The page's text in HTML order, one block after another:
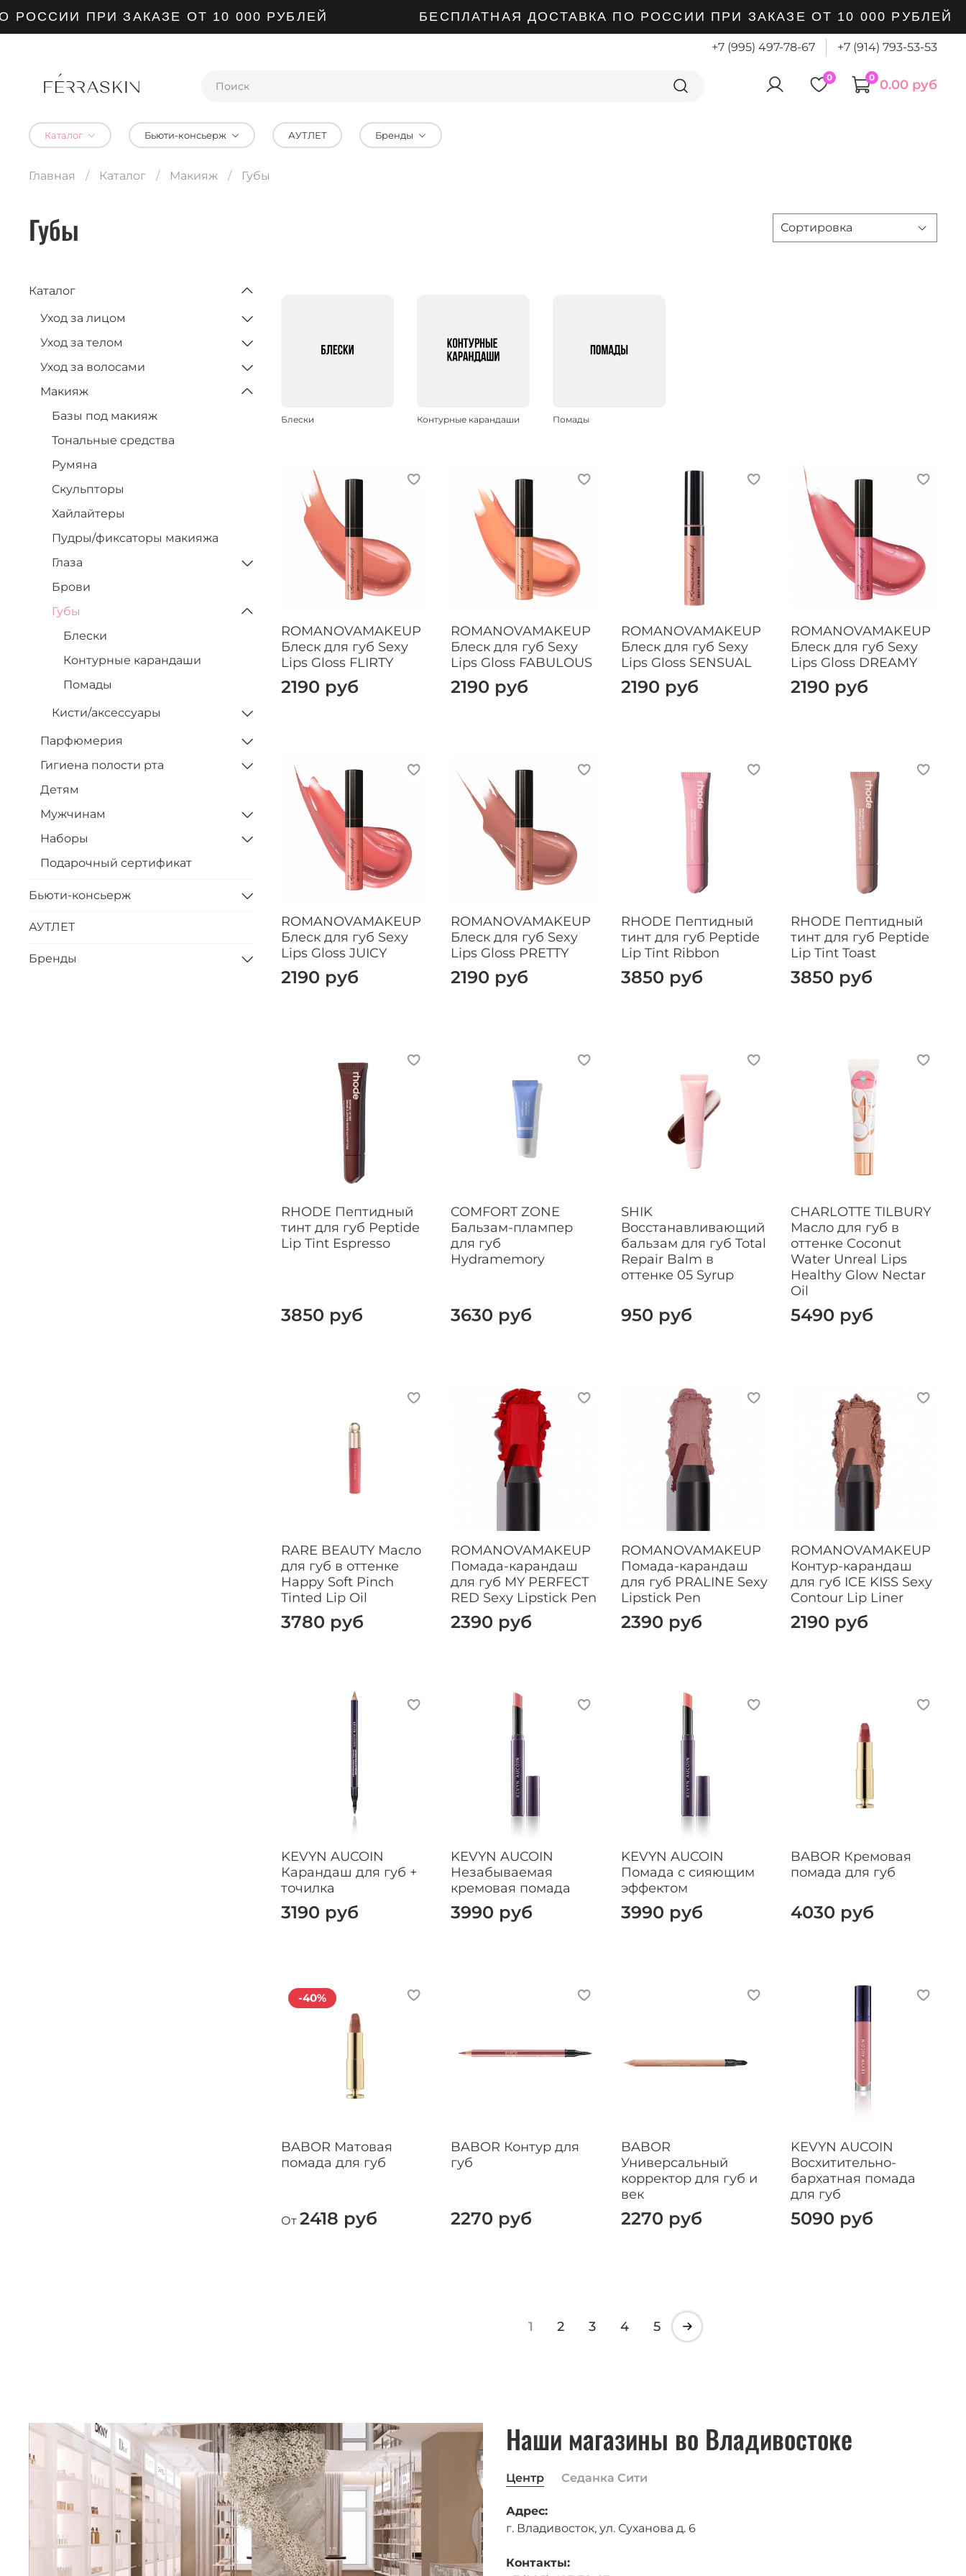
ПРИ ЗАКАЗЕ ОТ 10 000 РУБЛЕЙ БЕСПЛАТНАЯ ДОСТАВКА ПО РОССИИ ПРИ ЗАКАЗЕ ОТ 10 000 РУБЛЕЙ
+7 (995) 497-78-67 +7 (914) 793-53-53
0 0 0.00 руб
Каталог Бьюти-консьерж АУТЛЕТ Бренды
Главная Каталог Макияж Губы
Губы
Блески Контурные карандаши Помады
ROMANOVAMAKEUP
Блеск для губ Sexy
Lips Gloss FLIRTY
2190 руб
ROMANOVAMAKEUP
Блеск для губ Sexy
Lips Gloss FABULOUS
2190 руб
ROMANOVAMAKEUP
Блеск для губ Sexy
Lips Gloss SENSUAL
2190 руб
ROMANOVAMAKEUP
Блеск для губ Sexy
Lips Gloss DREAMY
2190 руб
ROMANOVAMAKEUP
Блеск для губ Sexy
Lips Gloss JUICY
2190 руб
ROMANOVAMAKEUP
Блеск для губ Sexy
Lips Gloss PRETTY
2190 руб
RHODE Пептидный
тинт для губ Peptide
Lip Tint Ribbon
3850 руб
RHODE Пептидный
тинт для губ Peptide
Lip Tint Toast
3850 руб
RHODE Пептидный
тинт для губ Peptide
Lip Tint Espresso
3850 руб
COMFORT ZONE
Бальзам-плампер
для губ
Hydramemory
3630 руб
SHIK
Восстанавливающий
бальзам для губ Total
Repair Balm в
оттенке 05 Syrup
950 руб
CHARLOTTE TILBURY
Масло для губ в
оттенке Coconut
Water Unreal Lips
Healthy Glow Nectar
Oil
5490 руб
RARE BEAUTY Масло
для губ в оттенке
Happy Soft Pinch
Tinted Lip Oil
3780 руб
ROMANOVAMAKEUP
Помада-карандаш
для губ MY PERFECT
RED Sexy Lipstick Pen
2390 руб
ROMANOVAMAKEUP
Помада-карандаш
для губ PRALINE Sexy
Lipstick Pen
2390 руб
ROMANOVAMAKEUP
Контур-карандаш
для губ ICE KISS Sexy
Contour Lip Liner
2190 руб
KEVYN AUCOIN
Карандаш для губ +
точилка
3190 руб
KEVYN AUCOIN
Незабываемая
кремовая помада
3990 руб
KEVYN AUCOIN
Помада с сияющим
эффектом
3990 руб
BABOR Кремовая
помада для губ
4030 руб
-40%
BABOR Матовая
помада для губ
От 2418 руб
BABOR Контур для
губ
2270 руб
BABOR
Универсальный
корректор для губ и
век
2270 руб
KEVYN AUCOIN
Восхитительно-
бархатная помада
для губ
5090 руб
1 2 3 4 5
Каталог
Уход за лицом
Уход за телом
Уход за волосами
Макияж
Базы под макияж
Тональные средства
Румяна
Скульпторы
Хайлайтеры
Пудры/фиксаторы макияжа
Глаза
Брови
Губы
Блески
Контурные карандаши
Помады
Кисти/аксессуары
Парфюмерия
Гигиена полости рта
Детям
Мужчинам
Наборы
Подарочный сертификат
Бьюти-консьерж
АУТЛЕТ
Бренды
Наши магазины во Владивостоке
Центр Седанка Сити
Адрес:
г. Владивосток, ул. Суханова д. 6
Контакты: